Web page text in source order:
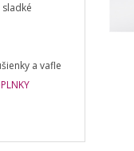
a vafle